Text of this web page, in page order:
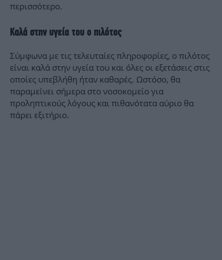
περισσότερο.
Καλά στην υγεία του ο πιλότος
Σύμφωνα με τις τελευταίες πληροφορίες, ο πιλότος
είναι καλά στην υγεία του και όλες οι εξετάσεις στις
οποίες υπεβλήθη ήταν καθαρές. Ωστόσο, θα
παραμείνει σήμερα στο νοσοκομείο για
προληπτικούς λόγους και πιθανότατα αύριο θα
πάρει εξιτήριο.